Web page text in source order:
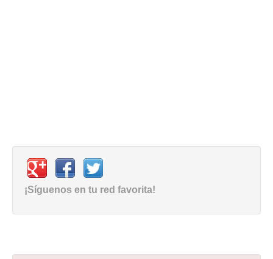
¡Síguenos en tu red favorita!